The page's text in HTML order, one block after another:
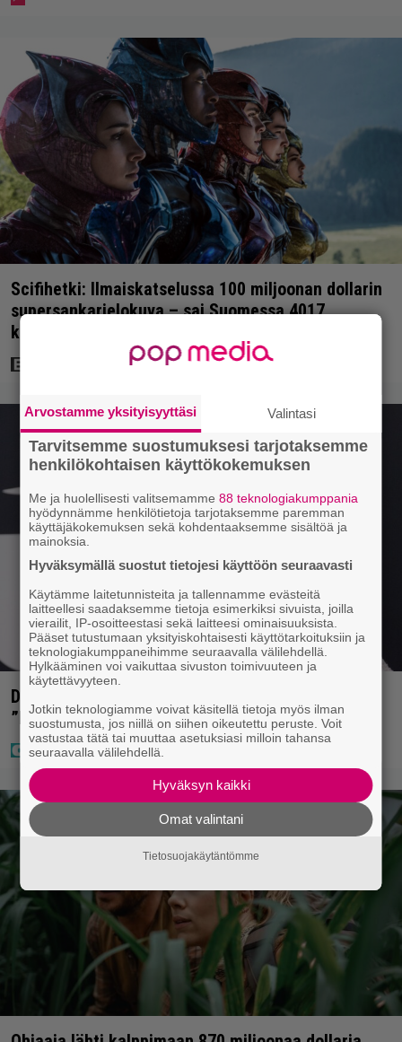
Scifihetki: Ilmaiskatselussa 100 miljoonan dollarin
supersankarielokuva – sai Suomessa 4017
katsojaa
Diandra julkaisi upeita kuvia Helsingistä –
”Puitteet kohdillaan”
Arvostamme yksityisyyttäsi Valintasi
Tarvitsemme suostumuksesi tarjotaksemme
henkilökohtaisen käyttökokemuksen
Me ja huolellisesti valitsemamme88 teknologiakumppania
hyödynnämme henkilötietoja tarjotaksemme paremman
käyttäjäkokemuksen sekä kohdentaaksemme sisältöä ja
mainoksia.
Hyväksymällä suostut tietojesi käyttöön seuraavasti
Käytämme laitetunnisteita ja tallennamme evästeitä
laitteellesi saadaksemme tietoja esimerkiksi sivuista, joilla
vierailit, IP-osoitteestasi sekä laitteesi ominaisuuksista.
Pääset tutustumaan yksityiskohtaisesti käyttötarkoituksiin ja
teknologiakumppaneihimme seuraavalla välilehdellä.
Hylkääminen voi vaikuttaa sivuston toimivuuteen ja
käytettävyyteen.
Jotkin teknologiamme voivat käsitellä tietoja myös ilman
suostumusta, jos niillä on siihen oikeutettu peruste. Voit
vastustaa tätä tai muuttaa asetuksiasi milloin tahansa
seuraavalla välilehdellä.
Hyväksyn kaikki
Omat valintani
Tietosuojakäytäntömme